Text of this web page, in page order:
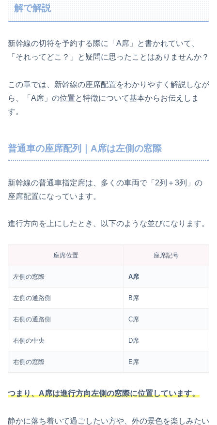
解で解説
新幹線の切符を予約する際に「A席」と書かれていて、
「それってどこ？」と疑問に思ったことはありませんか？
この章では、新幹線の座席配置をわかりやすく解説しなが
ら、「A席」の位置と特徴について基本からお伝えしま
す。
普通車の座席配列｜A席は左側の窓際
新幹線の普通車指定席は、多くの車両で「2列＋3列」の
座席配置になっています。
進行方向を上にしたとき、以下のような並びになります。
座席位置 座席記号
左側の窓際 A席
左側の通路側 B席
右側の通路側 C席
右側の中央 D席
右側の窓際 E席
つまり、A席は進行方向左側の窓際に位置しています。
静かに落ち着いて過ごしたい方や、外の景色を楽しみたい